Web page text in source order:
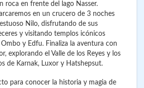
roca en frente del lago Nasser.
en un crucero de 3 noches
Nilo, disfrutando de sus
y visitando templos icónicos
y Edfu. Finaliza la aventura con
explorando el Valle de los Reyes y los
de Karnak, Luxor y Hatshepsut.
para conocer la historia y magia de